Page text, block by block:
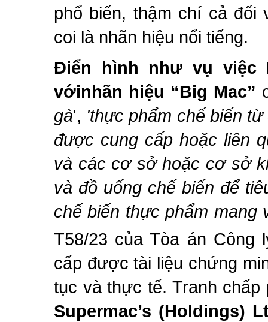
phổ biến, thậm chí cả
coi là nhãn hiệu nổi tiếng.
Điển hình như vụ việc
vớinhãn hiệu “Big Mac”
gà', 'thực phẩm chế biến
được cung cấp hoặc liên
và các cơ sở hoặc cơ sở
và đồ uống chế biến để
chế biến thực phẩm mang
T58/23 của Tòa án Công
cấp được tài liệu chứng
tục và thực tế. Tranh chấp
Supermac’s (Holdings)